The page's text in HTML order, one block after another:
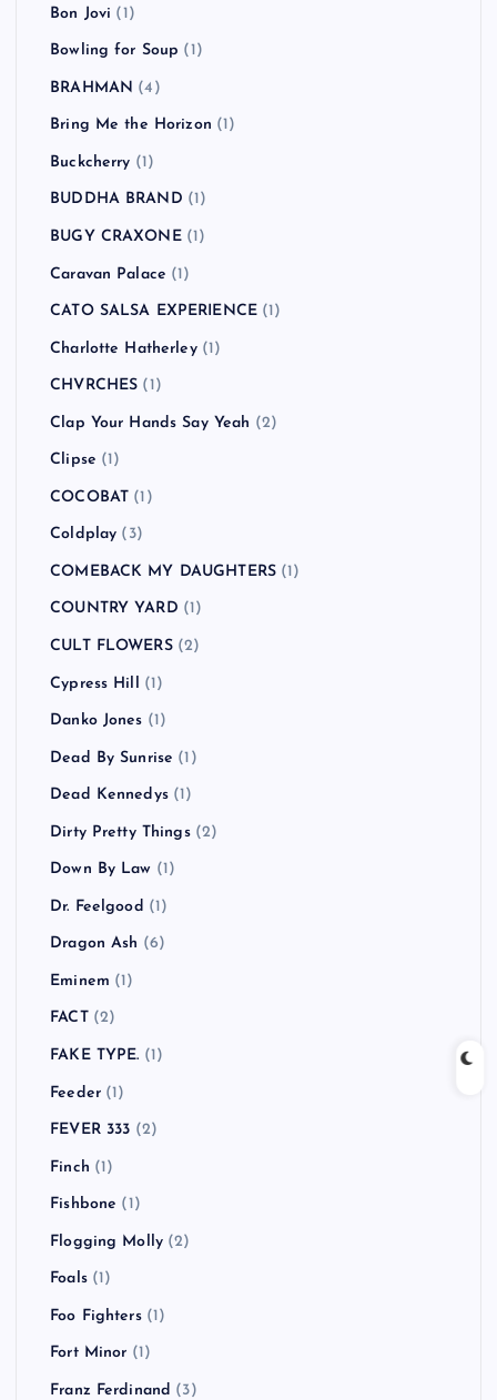
Bon Jovi (1)
Bowling for Soup (1)
BRAHMAN (4)
Bring Me the Horizon (1)
Buckcherry (1)
BUDDHA BRAND (1)
BUGY CRAXONE(1)
Caravan Palace (1)
CATO SALSA EXPERIENCE (1)
Charlotte Hatherley(1)
CHVRCHES (1)
Clap Your Hands Say Yeah (2)
Clipse (1)
COCOBAT (1)
Coldplay (3)
COMEBACK MY DAUGHTERS (1)
COUNTRY YARD (1)
CULT FLOWERS(2)
Cypress Hill (1)
Danko Jones (1)
Dead By Sunrise (1)
Dead Kennedys(1)
Dirty Pretty Things(2)
Down By Law (1)
Dr. Feelgood (1)
Dragon Ash (6)
Eminem (1)
FACT(2)
FAKE TYPE. (1)
Feeder(1)
FEVER 333 (2)
Finch (1)
Fishbone (1)
Flogging Molly (2)
Foals(1)
Foo Fighters(1)
Fort Minor (1)
Franz Ferdinand (3)